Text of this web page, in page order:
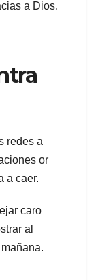
a Dios.
redes a
or
a caer.
caro
al